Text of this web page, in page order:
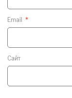
Email *
Сайт